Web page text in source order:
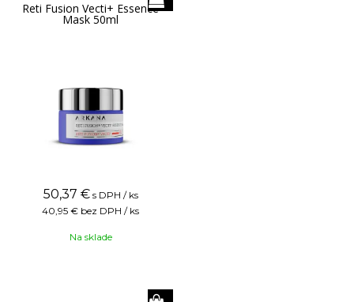
Reti Fusion Vecti+ Essence
Mask 50ml
50,37 € s DPH / ks
40,95 € bez DPH / ks
Na sklade